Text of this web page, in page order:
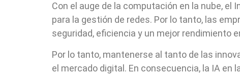
Con el auge de la computación en la nube, el
para la gestión de redes. Por lo tanto, las
seguridad, eficiencia y un mejor rendimiento
Por lo tanto, mantenerse al tanto de las
el mercado digital. En consecuencia, la IA